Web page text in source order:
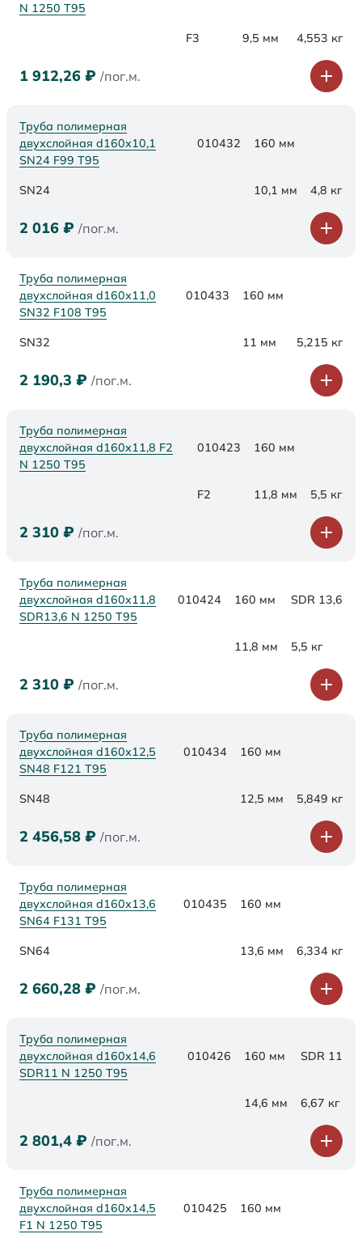
N 1250 Т95
F3 9,5 мм 4,553 кг
1 912,26 ₽ /пог.м.
Труба полимерная
двухслойная d160х10,1
SN24 F99 Т95
010432 160 мм
SN24 10,1 мм 4,8 кг
2 016 ₽ /пог.м.
Труба полимерная
двухслойная d160х11,0
SN32 F108 Т95
010433 160 мм
SN32 11 мм 5,215 кг
2 190,3 ₽ /пог.м.
Труба полимерная
двухслойная d160x11,8 F2
N 1250 Т95
010423 160 мм
F2 11,8 мм 5,5 кг
2 310 ₽ /пог.м.
Труба полимерная
двухслойная d160x11,8
SDR13,6 N 1250 Т95
010424 160 мм SDR 13,6
11,8 мм 5,5 кг
2 310 ₽ /пог.м.
Труба полимерная
двухслойная d160х12,5
SN48 F121 Т95
010434 160 мм
SN48 12,5 мм 5,849 кг
2 456,58 ₽ /пог.м.
Труба полимерная
двухслойная d160х13,6
SN64 F131 Т95
010435 160 мм
SN64 13,6 мм 6,334 кг
2 660,28 ₽ /пог.м.
Труба полимерная
двухслойная d160x14,6
SDR11 N 1250 Т95
010426 160 мм SDR 11
14,6 мм 6,67 кг
2 801,4 ₽ /пог.м.
Труба полимерная
двухслойная d160x14,5
F1 N 1250 Т95
010425 160 мм